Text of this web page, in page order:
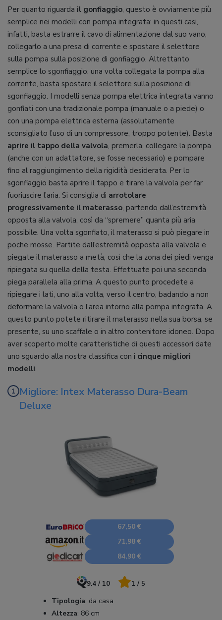
Per quanto riguarda il gonfiaggio, questo è ovviamente più
semplice nei modelli con pompa integrata: in questi casi,
infatti, basta estrarre il cavo di alimentazione dal suo vano,
collegarlo a una presa di corrente e spostare il selettore
sulla pompa sulla posizione di gonfiaggio. Altrettanto
semplice lo sgonfiaggio: una volta collegata la pompa alla
corrente, basta spostare il selettore sulla posizione di
sgonfiaggio. I modelli senza pompa elettrica integrata vanno
gonfiati con una tradizionale pompa (manuale o a piede) o
con una pompa elettrica esterna (assolutamente
sconsigliato l’uso di un compressore, troppo potente). Basta
aprire il tappo della valvola, premerla, collegare la pompa
(anche con un adattatore, se fosse necessario) e pompare
fino al raggiungimento della rigidità desiderata. Per lo
sgonfiaggio basta aprire il tappo e tirare la valvola per far
fuoriuscire l’aria. Si consiglia di arrotolare
progressivamente il materasso, partendo dall’estremità
opposta alla valvola, così da “spremere” quanta più aria
possibile. Una volta sgonfiato, il materasso si può piegare in
poche mosse. Partite dall’estremità opposta alla valvola e
piegate il materasso a metà, così che la zona dei piedi venga
ripiegata su quella della testa. Effettuate poi una seconda
piega parallela alla prima. A questo punto procedete a
ripiegare i lati, uno alla volta, verso il centro, badando a non
deformare la valvola o l’area intorno alla pompa integrata. A
questo punto potete ritirare il materasso nella sua borsa, se
presente, su uno scaffale o in altro contenitore idoneo. Dopo
aver scoperto molte caratteristiche di questi accessori date
uno sguardo alla nostra classifica con i cinque migliori
modelli.
Migliore: Intex Materasso Dura-Beam
Deluxe
67,50 €
71,98 €
84,90 €
9.4 / 10 1 / 5
Tipologia: da casa
Altezza: 86 cm